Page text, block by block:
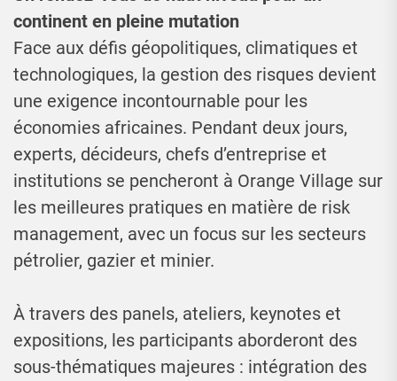
continent en pleine mutation
Face aux défis géopolitiques, climatiques et
technologiques, la gestion des risques devient
une exigence incontournable pour les
économies africaines. Pendant deux jours,
experts, décideurs, chefs d’entreprise et
institutions se pencheront à Orange Village sur
les meilleures pratiques en matière de risk
management, avec un focus sur les secteurs
pétrolier, gazier et minier.
À travers des panels, ateliers, keynotes et
expositions, les participants aborderont des
sous-thématiques majeures : intégration des